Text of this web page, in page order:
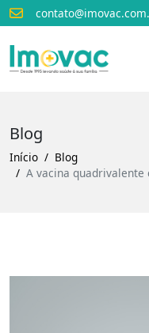
Blog
Início
Blog
A vacina